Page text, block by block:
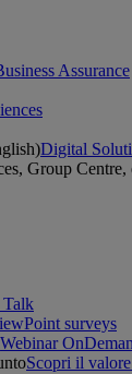
Assurance
Digital
Talk
surveys
Webinar
Scopri il